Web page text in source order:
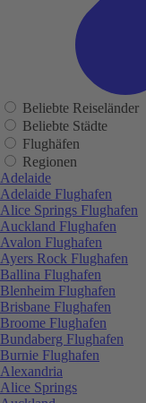
Beliebte Reiseländer
Beliebte Städte
Flughäfen
Regionen
Adelaide
Adelaide Flughafen
Alice Springs Flughafen
Auckland Flughafen
Avalon Flughafen
Ayers Rock Flughafen
Ballina Flughafen
Blenheim Flughafen
Brisbane Flughafen
Broome Flughafen
Bundaberg Flughafen
Burnie Flughafen
Alexandria
Alice Springs